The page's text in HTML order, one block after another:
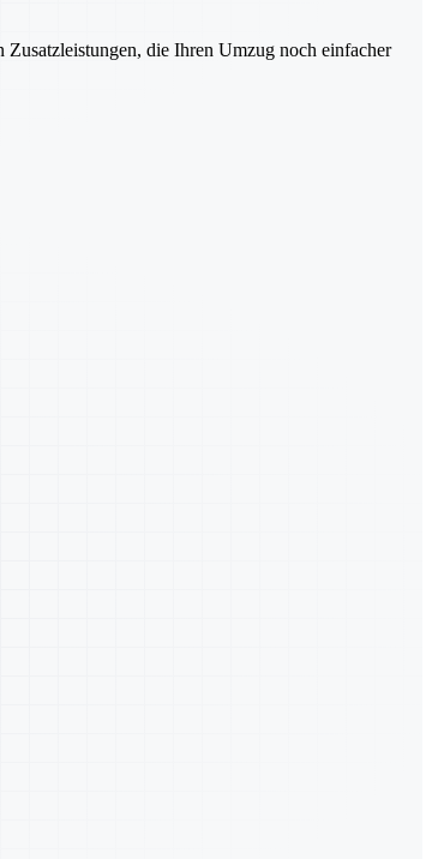
die Ihren Umzug noch einfacher